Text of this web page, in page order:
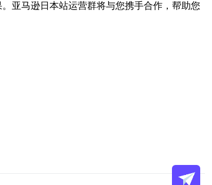
亚马逊日本站运营群将与您携手合作，帮助您